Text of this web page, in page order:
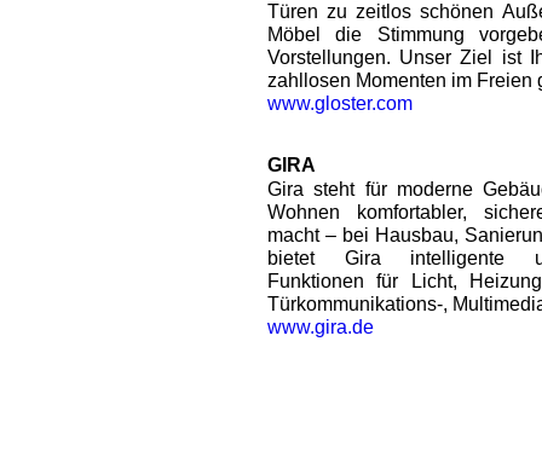
Türen zu zeitlos schönen
Möbel die Stimmung
Vorstellungen. Unser Ziel ist
zahllosen Momenten im Freien
www.gloster.com
GIRA
Gira steht für moderne
Wohnen komfortabler,
macht – bei Hausbau,
bietet Gira intelligente
Funktionen für Licht,
Türkommunikations-,
www.gira.de